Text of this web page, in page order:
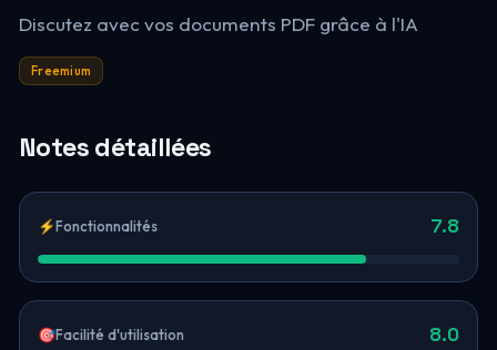
Discutez avec vos documents PDF grâce à l'IA
Freemium
Notes détaillées
⚡Fonctionnalités 7.8
🎯Facilité d'utilisation 8.0